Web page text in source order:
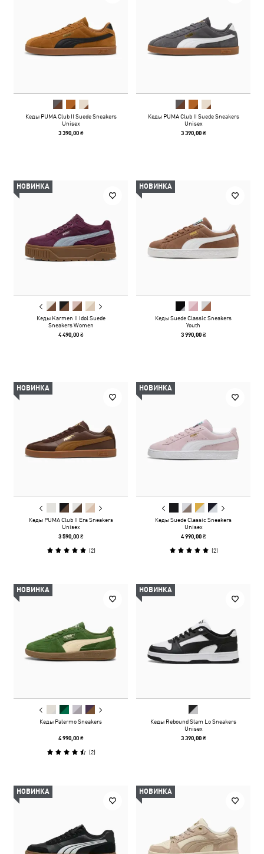
Кеды PUMA Club II Suede Sneakers
Unisex
3 390,00 ₴
Кеды PUMA Club II Suede Sneakers
Unisex
3 390,00 ₴
НОВИНКА
Кеды Karmen II Idol Suede
Sneakers Women
4 490,00 ₴
НОВИНКА
Кеды Suede Classic Sneakers
Youth
3 990,00 ₴
НОВИНКА
Кеды PUMA Club II Era Sneakers
Unisex
3 590,00 ₴
(2)
НОВИНКА
Кеды Suede Classic Sneakers
Unisex
4 990,00 ₴
(2)
НОВИНКА
Кеды Palermo Sneakers
4 990,00 ₴
(2)
НОВИНКА
Кеды Rebound Slam Lo Sneakers
Unisex
3 390,00 ₴
НОВИНКА НОВИНКА